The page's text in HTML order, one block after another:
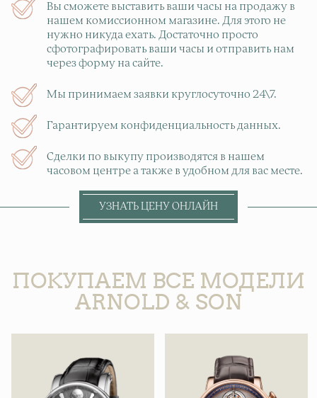
Вы сможете выставить ваши часы на продажу в
нашем комиссионном магазине. Для этого не
нужно никуда ехать. Достаточно просто
сфотографировать ваши часы и отправить нам
через форму на сайте.
Мы принимаем заявки круглосуточно 24\7.
Гарантируем конфиденциальность данных.
Сделки по выкупу производятся в нашем
часовом центре а также в удобном для вас месте.
УЗНАТЬ ЦЕНУ ОНЛАЙН
ПОКУПАЕМ ВСЕ МОДЕЛИ
ARNOLD & SON